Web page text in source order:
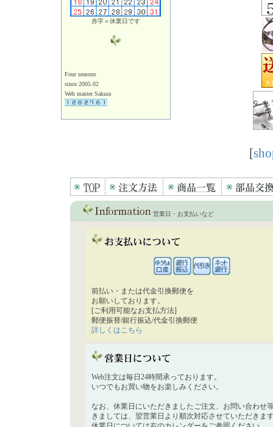
赤字＝休業日です
Four seasons
since 2005.02
Web master Sakura
[
営業日・お支払いなど
前払い・または代金引換郵便を
お願いしております。
[ご利用可能なお支払方法]
郵便振替/銀行振込/代金引換郵便
詳しくはこちら
Web注文は毎日24時間承っております。
いつでもお買い物をお楽しみください。
なお、休業日にいただきましたご注文、お問い合わせ
きましては、翌営業日より順次対応させていただきま